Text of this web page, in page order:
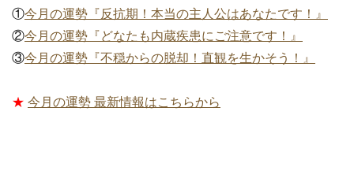
①今月の運勢『反抗期！本当の主人公はあなたです！』
②今月の運勢『どなたも内蔵疾患にご注意です！』
③今月の運勢『不穏からの脱却！直観を生かそう！』
★ 今月の運勢 最新情報はこちらから